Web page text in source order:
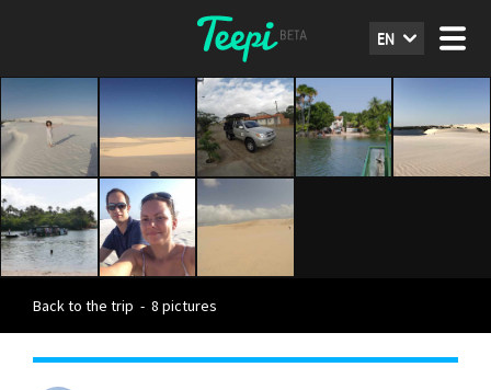
EN
Back to the trip - 8 pictures